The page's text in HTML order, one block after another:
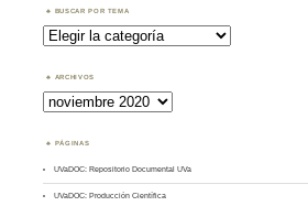
BUSCAR POR TEMA
Buscar
por
Tema
ARCHIVOS
Archivos
PÁGINAS
UVaDOC: Repositorio Documental UVa
UVaDOC: Producción Científica